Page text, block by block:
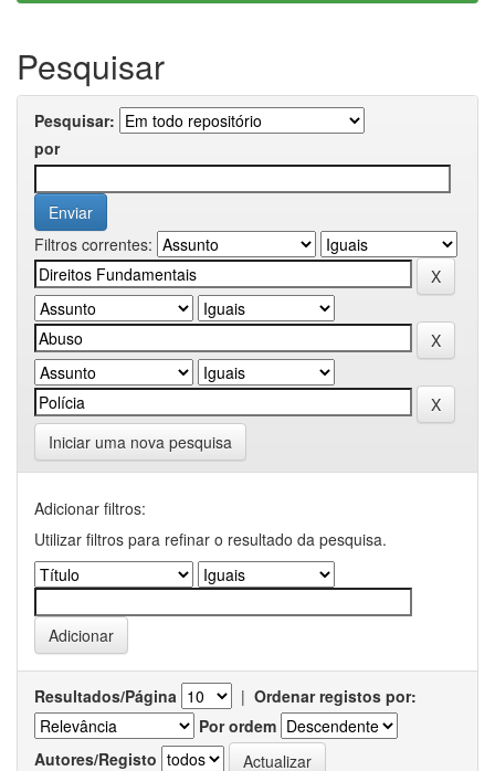
Pesquisar
Pesquisar:
por
Filtros correntes:
Iniciar uma nova pesquisa
Adicionar filtros:
Utilizar filtros para refinar o resultado da pesquisa.
Resultados/Página | Ordenar registos por:
Por ordem
Autores/Registo